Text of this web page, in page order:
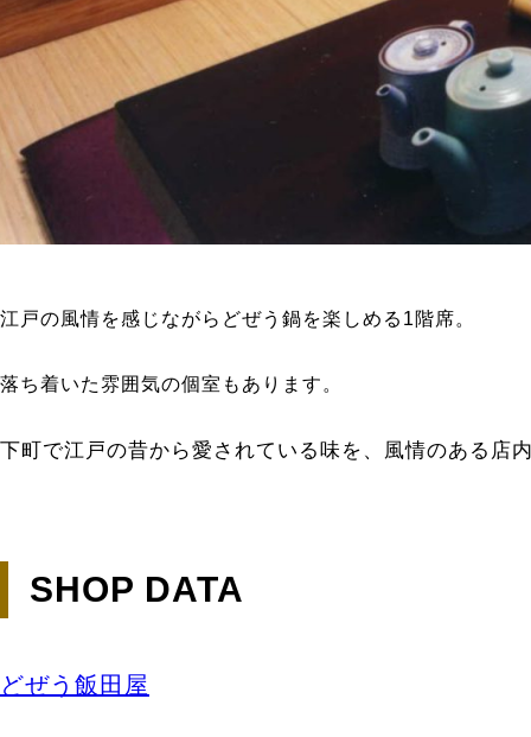
江戸の風情を感じながらどぜう鍋を楽しめる1階席。
落ち着いた雰囲気の個室もあります。
下町で江戸の昔から愛されている味を、風情のある店
SHOP DATA
どぜう飯田屋